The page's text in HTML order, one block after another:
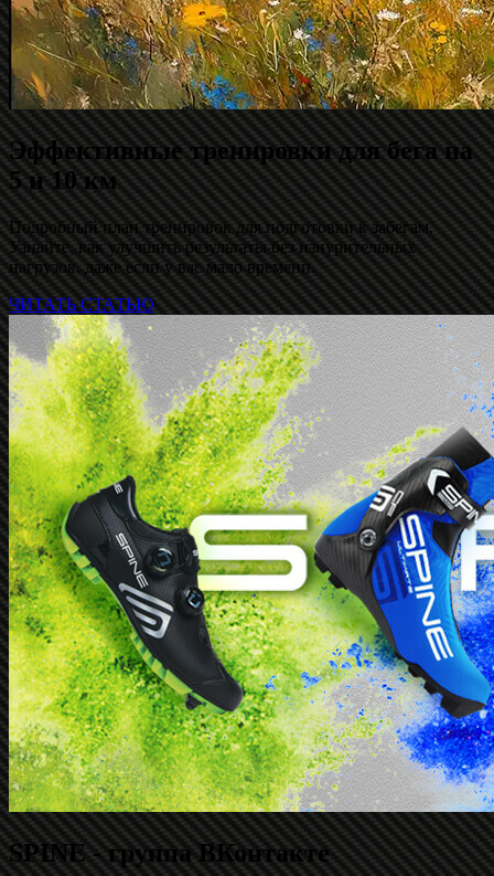
Эффективные тренировки для бега на
5 и 10 км
Подробный план тренировок для подготовки к забегам.
Узнайте, как улучшить результаты без изнурительных
нагрузок, даже если у вас мало времени.
ЧИТАТЬ СТАТЬЮ
SPINE - группа ВКонтакте